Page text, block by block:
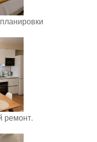
ремонт.